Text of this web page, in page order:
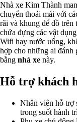
Nhà xe Kim Thành
chuyển thoải mái với
rãi và khung để đồ trên
chứa đựng các vật
Wifi hay nước uống,
hợp cho những ai đánh
bằng nhà xe này.
Hỗ trợ khách
Nhân viên hỗ trợ
trong suốt hành